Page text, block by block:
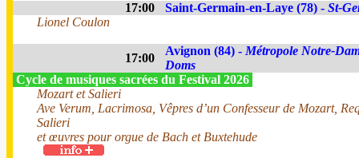
17:00 Saint-Germain-en-Laye (78) - St-
Lionel Coulon
17:00
Avignon (84) - Métropole Notre-
Doms
Cycle de musiques sacrées du Festival 2026
Mozart et Salieri
Ave Verum, Lacrimosa, Vêpres d’un Confesseur de Mozart,
Salieri
et œuvres pour orgue de Bach et Buxtehude